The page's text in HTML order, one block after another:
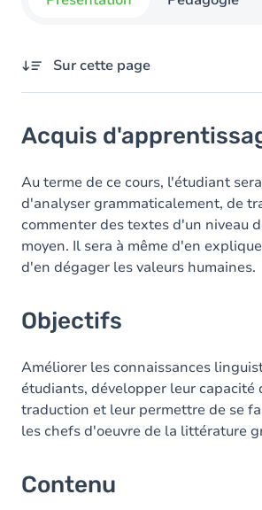
Sur cette page
Objectifs
Contenu
Table des matières
Acquis
Au terme de ce cours, l'étudiant
d'analyser grammaticalement, de
commenter des textes d'un niveau
moyen. Il sera à même d'en
d'en dégager les valeurs humaines.
Objectifs
Améliorer les connaissances
étudiants, développer leur capacité
traduction et leur permettre de se
les chefs d'oeuvre de la littérature
Contenu